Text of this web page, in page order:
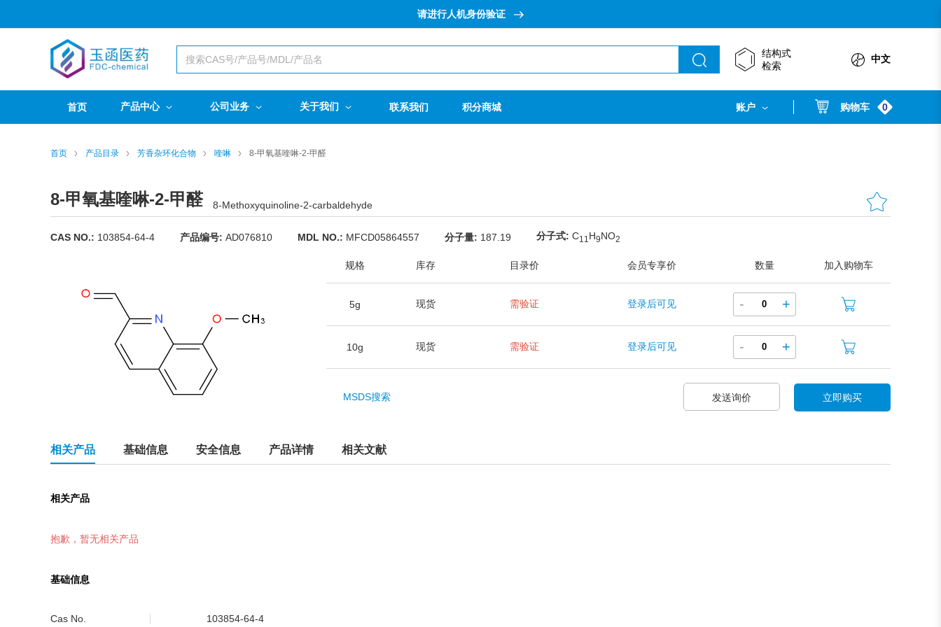
请进行人机身份验证
结构式
检索
中文
首页 产品中心 公司业务 关于我们 联系我们 积分商城 账户 购物车 0
首页 产品目录 芳香杂环化合物 喹啉 8-甲氧基喹啉-2-甲醛
8-甲氧基喹啉-2-甲醛 8-Methoxyquinoline-2-carbaldehyde
CAS NO.: 103854-64-4 产品编号: AD076810 MDL NO.: MFCD05864557 分子量: 187.19 分子式: C1 1 H9NO2
规格 库存 目录价 会员专享价 数量 加入购物车
5g 现货 需验证 登录后可见 - +
10g 现货 需验证 登录后可见 - +
MSDS搜索 发送询价 立即购买
相关产品 基础信息 安全信息 产品详情 相关文献
相关产品
抱歉，暂无相关产品
基础信息
Cas No. 103854-64-4